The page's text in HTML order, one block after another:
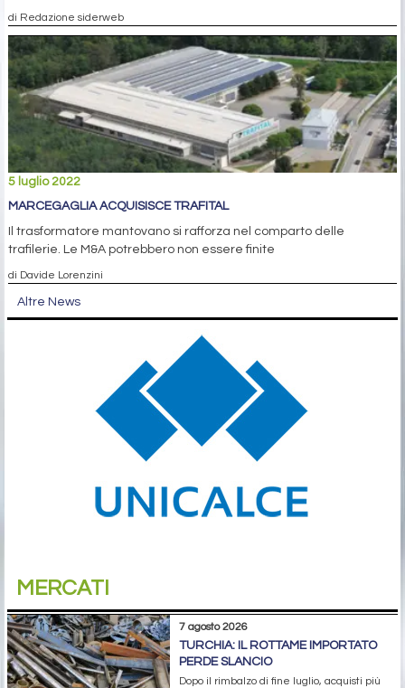
di Redazione siderweb
5 luglio 2022
MARCEGAGLIA ACQUISISCE TRAFITAL
Il trasformatore mantovano si rafforza nel comparto delle
trafilerie. Le M&A potrebbero non essere finite
di Davide Lorenzini
Altre News
MERCATI
7 agosto 2026
TURCHIA: IL ROTTAME IMPORTATO
PERDE SLANCIO
Dopo il rimbalzo di fine luglio, acquisti più